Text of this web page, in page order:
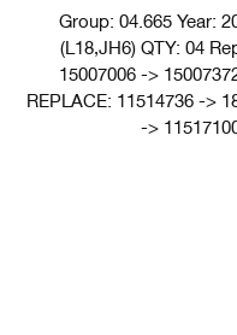
Group: 04.665 Year:
(L18,JH6) QTY: 04
15007006 ->
REPLACE: 11514736 ->
->